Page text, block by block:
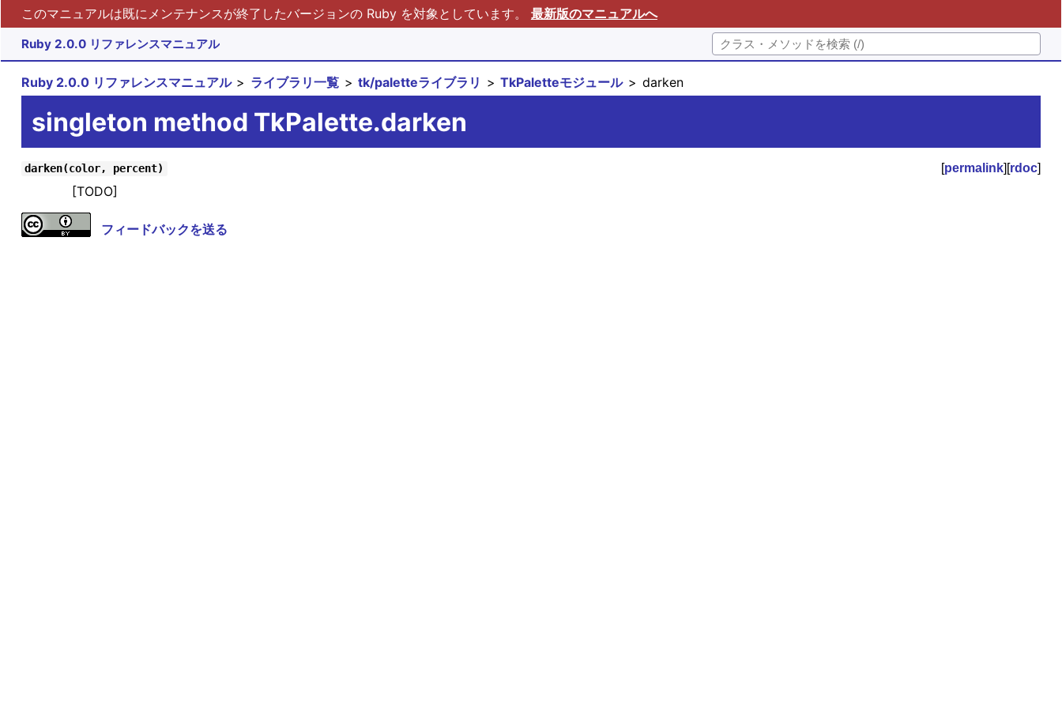
このマニュアルは既にメンテナンスが終了したバージョンの Ruby を対象としています。 最新版のマニュアルへ
Ruby 2.0.0 リファレンスマニュアル
Ruby 2.0.0 リファレンスマニュアル ライブラリ一覧 tk/paletteライブラリ TkPaletteモジュール darken
singleton method TkPalette.darken
darken(color, percent) [permalink][rdoc]
[TODO]
フィードバックを送る